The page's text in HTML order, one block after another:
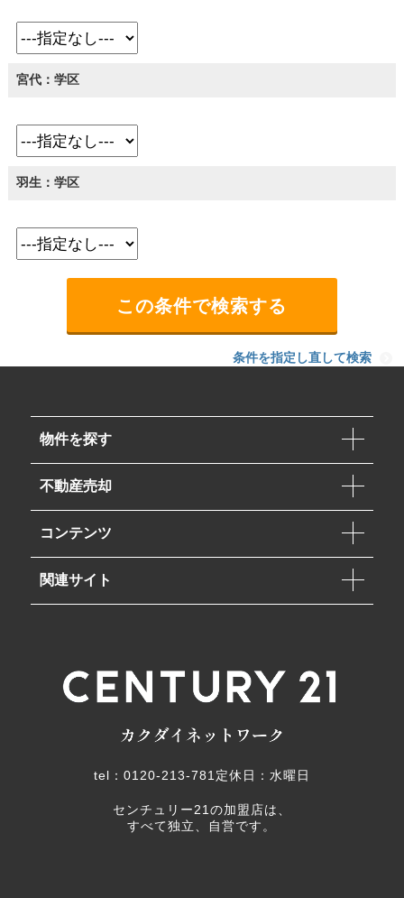
宮代：学区
羽生：学区
条件を指定し直して検索
物件を探す
不動産売却
コンテンツ
関連サイト
tel：0120-213-781 定休日：水曜日
センチュリー21の加盟店は、
すべて独立、自営です。